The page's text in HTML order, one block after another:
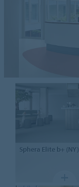
Sphera Elite b+ (NY)